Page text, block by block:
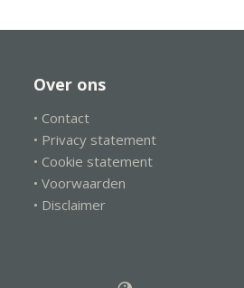
Over ons
• Contact
• Privacy statement
• Cookie statement
• Voorwaarden
• Disclaimer